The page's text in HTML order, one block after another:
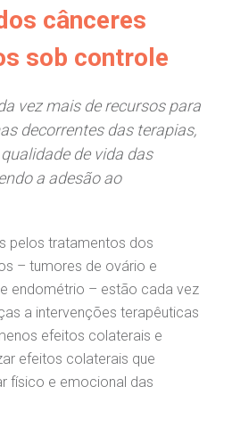
e exames
sempre a qualidade do
você, cliente da BP, tirar
ou fazer elogios
e aos nossos serviços.
feira das 7h às 18h
e
cânceres
sob controle
vez mais de recursos para
decorrentes das terapias,
de vida das
a adesão ao
pelos tratamentos dos
– tumores de ovário e
endométrio – estão cada vez
a intervenções terapêuticas
efeitos colaterais e
efeitos colaterais que
físico e emocional das